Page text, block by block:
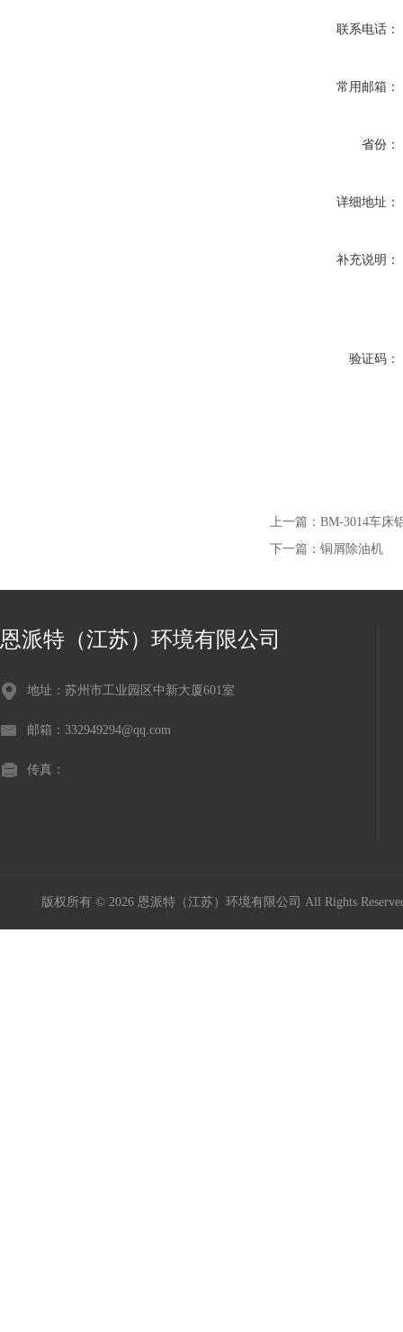
联系电话：
常用邮箱：
省份：
详细地址：
补充说明：
验证码：
上一篇： BM-3014车床
下一篇： 铜屑除油机
恩派特（江苏）环境有限公司
地址：苏州市工业园区中新大厦601室
邮箱：332949294@qq.com
传真：
版权所有 © 2026 恩派特（江苏）环境有限公司 All Rights